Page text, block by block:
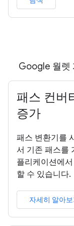
Google 월렛
패스 컨버
증가
패스 변환기를
서 기존 패스를
플리케이션에
할 수 있습니다.
자세히 알아보